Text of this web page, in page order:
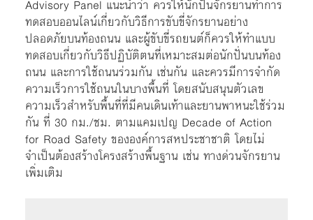
Advisory Panel แนะนำว่า ควรให้นักปั่นจักรยานทำการ
ทดสอบออนไลน์เกี่ยวกับวิธีการขับขี่จักรยานอย่าง
ปลอดภัยบนท้องถนน และผู้ขับขี่รถยนต์ก็ควรให้ทำแบบ
ทดสอบเกี่ยวกับวิธีปฏิบัติตนที่เหมาะสมต่อนักปั่นบนท้อง
ถนน และการใช้ถนนร่วมกัน เช่นกัน และควรมีการจำกัด
ความเร็วการใช้ถนนในบางพื้นที่ โดยสนับสนุนตัวเลข
ความเร็วสำหรับพื้นที่ที่มีคนเดินเท้าและยานพาหนะใช้ร่วม
กัน ที่ 30 กม./ชม. ตามแคมเปญ Decade of Action
for Road Safety ขององค์การสหประชาชาติ โดยไม่
จำเป็นต้องสร้างโครงสร้างพื้นฐาน เช่น ทางด่วนจักรยาน
เพิ่มเติม